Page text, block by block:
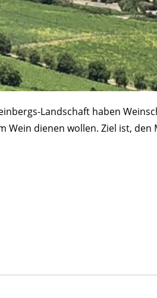
Landschaft haben
dienen wollen. Ziel ist,